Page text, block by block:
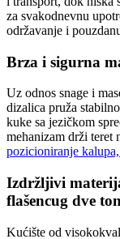
za svakodnevnu
održavanje i
Brza i sigurna
Uz odnos snage i
dizalica pruža
kuke sa jezičkom
mehanizam drži teret
pozicioniranje
Izdržljivi
flašencug dve
Kućište od